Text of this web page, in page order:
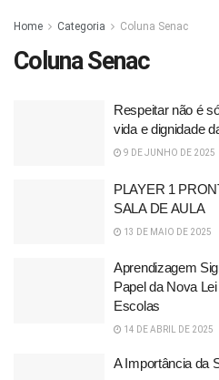
Home Categoria Coluna Senac
Coluna Senac
Respeitar não é
vida e dignidade
9 DE JUNHO DE 2025
PLAYER 1
SALA DE AULA
13 DE MAIO DE 2025
Aprendizagem
Papel da Nova
Escolas
14 DE ABRIL DE 2025
A Importância da